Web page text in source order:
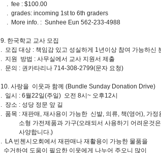
. fee : $100.00
. grades: incoming 1st to 6th graders
. More info. : Sunhee Eun 562-233-4988
9. 한국학교 교사 모집
. 모집 대상 : 책임감 있고 성실하게 1년이상 참여 가능하신
. 지원 방법 : 사무실에서 교사 지원서 제출
. 문의 : 권카타리나 714-308-2799(문자 요청)
10. 사랑을 이웃과 함께 (Bundle Sunday Donation Drive)
. 일시 : 6월22일(주일) 오전 8시~ 오후12시
. 장소 : 성당 정문 앞 길
. 품목 : 재판매, 재사용이 가능한 신발, 의류, 책(영어), 가정
소형 가전제품과 가구(오래되서 사용하기 어려운것은
사양합니다.)
. LA 빈첸시오회에서 재판매나 재활용이 가능한 물품을
수거하여 도움이 필요한 이웃에게 나누어 주오니 많이